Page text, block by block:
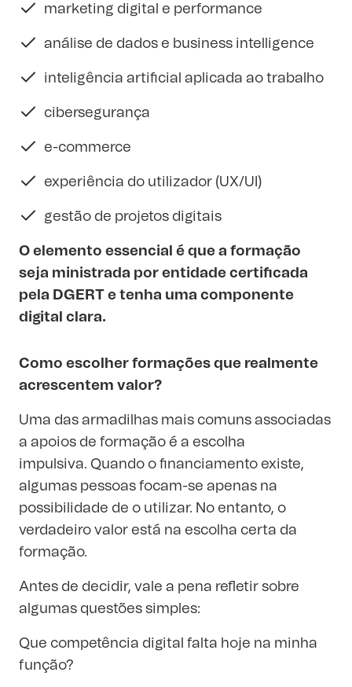
marketing digital e performance
análise de dados e business intelligence
inteligência artificial aplicada ao trabalho
cibersegurança
e-commerce
experiência do utilizador (UX/UI)
gestão de projetos digitais
O elemento essencial é que a formação
seja ministrada por entidade certificada
pela DGERT e tenha uma componente
digital clara.
Como escolher formações que realmente
acrescentem valor?
Uma das armadilhas mais comuns associadas
a apoios de formação é a escolha
impulsiva. Quando o financiamento existe,
algumas pessoas focam-se apenas na
possibilidade de o utilizar. No entanto, o
verdadeiro valor está na escolha certa da
formação.
Antes de decidir, vale a pena refletir sobre
algumas questões simples:
Que competência digital falta hoje na minha
função?